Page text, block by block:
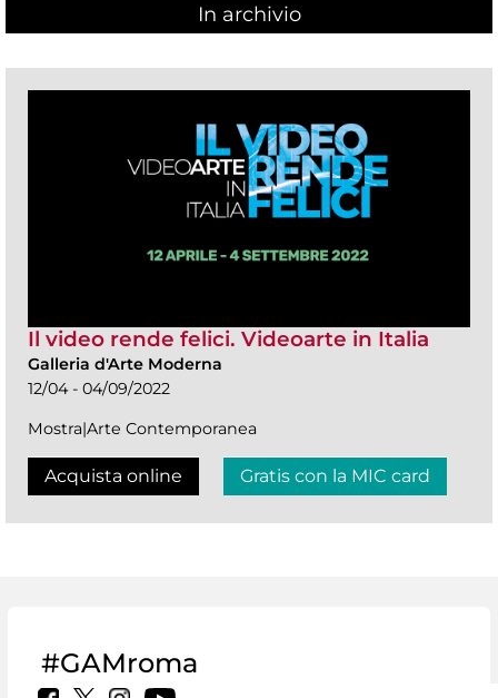
In archivio
Il video rende felici. Videoarte in Italia
Galleria d'Arte Moderna
12/04 - 04/09/2022
Mostra|Arte Contemporanea
Acquista online Gratis con la MIC card
#GAMroma